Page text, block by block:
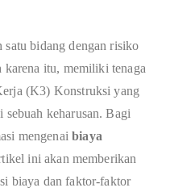
satu bidang dengan risiko
itu, memiliki tenaga
(K3) Konstruksi yang
keharusan. Bagi
mengenaibiaya
ini akan memberikan
biaya dan faktor-faktor